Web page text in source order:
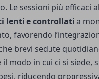
Le sessioni più efficaci
lenti e controllati a
favorendo
brevi sedute
modo in cui ci si siede,
riducendo